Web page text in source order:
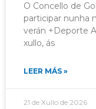
O Concello de
participar nunha
verán +Deporte
xullo, ás
LEER MÁS »
21 de Xullo de 2026